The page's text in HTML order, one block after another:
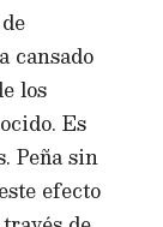
cansado
los
Es
Peña sin
efecto